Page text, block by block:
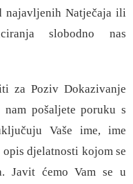
najavljenih Natječaja ili
slobodno nas
za Poziv Dokazivanje
pošaljete poruku s
Vaše ime, ime
djelatnosti kojom se
Javit ćemo Vam se u